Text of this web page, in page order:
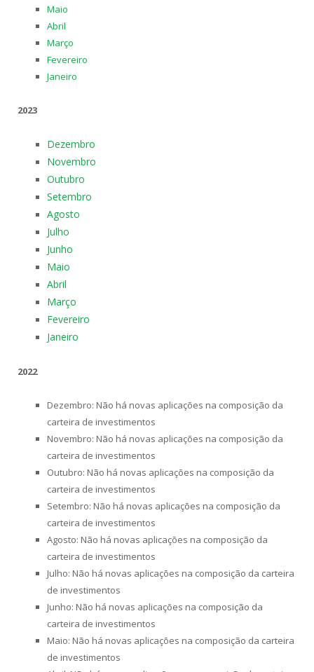
Maio
Abril
Março
Fevereiro
Janeiro
2023
Dezembro
Novembro
Outubro
Setembro
Agosto
Julho
Junho
Maio
Abril
Março
Fevereiro
Janeiro
2022
Dezembro: Não há novas aplicações na composição da
carteira de investimentos
Novembro: Não há novas aplicações na composição da
carteira de investimentos
Outubro: Não há novas aplicações na composição da
carteira de investimentos
Setembro: Não há novas aplicações na composição da
carteira de investimentos
Agosto: Não há novas aplicações na composição da
carteira de investimentos
Julho: Não há novas aplicações na composição da carteira
de investimentos
Junho: Não há novas aplicações na composição da
carteira de investimentos
Maio: Não há novas aplicações na composição da carteira
de investimentos